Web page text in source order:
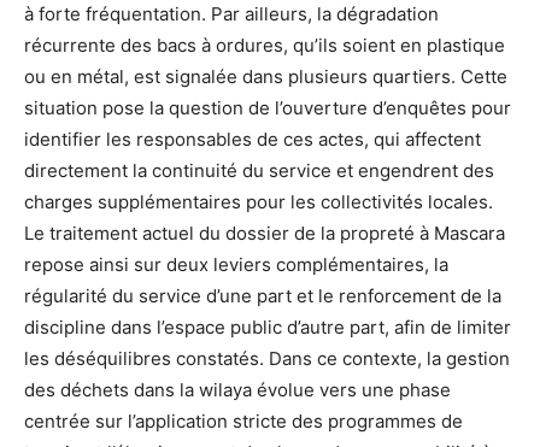
à forte fréquentation. Par ailleurs, la dégradation
récurrente des bacs à ordures, qu’ils soient en plastique
ou en métal, est signalée dans plusieurs quartiers. Cette
situation pose la question de l’ouverture d’enquêtes pour
identifier les responsables de ces actes, qui affectent
directement la continuité du service et engendrent des
charges supplémentaires pour les collectivités locales.
Le traitement actuel du dossier de la propreté à Mascara
repose ainsi sur deux leviers complémentaires, la
régularité du service d’une part et le renforcement de la
discipline dans l’espace public d’autre part, afin de limiter
les déséquilibres constatés. Dans ce contexte, la gestion
des déchets dans la wilaya évolue vers une phase
centrée sur l’application stricte des programmes de